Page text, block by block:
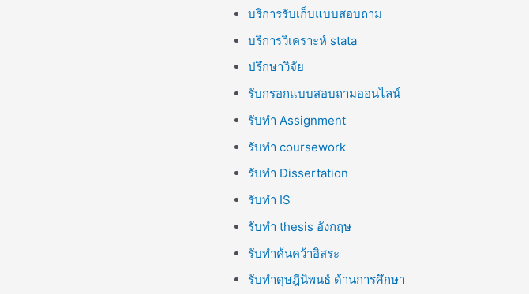
บริการรับเก็บแบบสอบถาม
บริการวิเคราะห์ stata
ปรึกษาวิจัย
รับกรอกแบบสอบถามออนไลน์
รับทำ Assignment
รับทำ coursework
รับทำ Dissertation
รับทำ IS
รับทำ thesis อังกฤษ
รับทำค้นคว้าอิสระ
รับทำดุษฎีนิพนธ์ ด้านการศึกษา